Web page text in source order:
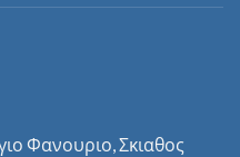
Φανουριο, Σκιαθος